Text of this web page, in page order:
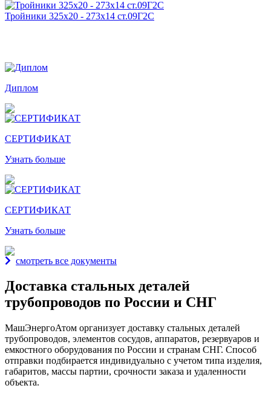
Тройники 325х20 - 273х14 ст.09Г2С
Диплом
СЕРТИФИКАТ
Узнать больше
СЕРТИФИКАТ
Узнать больше
смотреть все документы
Доставка стальных деталей
трубопроводов по России и СНГ
МашЭнергоАтом организует доставку стальных деталей
трубопроводов, элементов сосудов, аппаратов, резервуаров и
емкостного оборудования по России и странам СНГ. Способ
отправки подбирается индивидуально с учетом типа изделия,
габаритов, массы партии, срочности заказа и удаленности
объекта.